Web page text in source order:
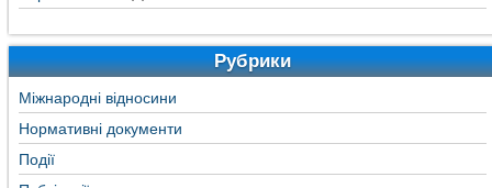
Рубрики
Міжнародні відносини
Нормативні документи
Події